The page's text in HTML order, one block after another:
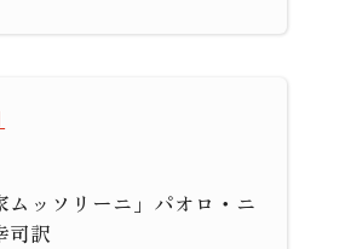
ムッソリーニ」パオロ・ニ
司訳